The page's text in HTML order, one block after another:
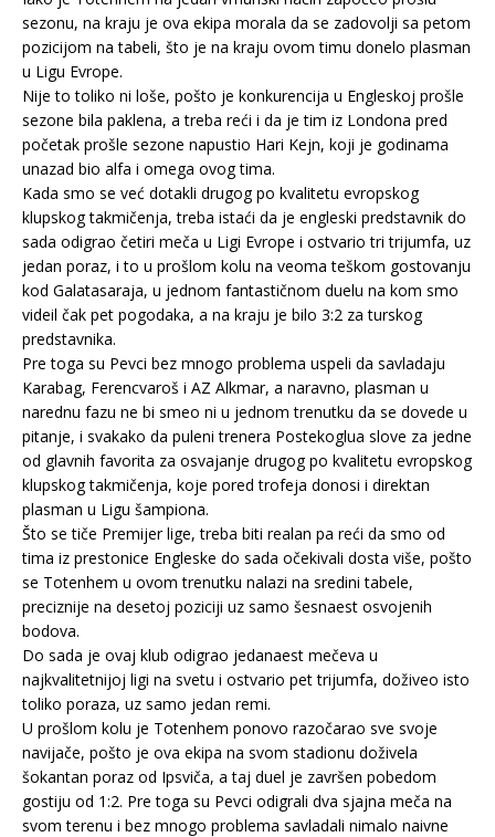
sezonu, na kraju je ova ekipa morala da se zadovolji sa petom
pozicijom na tabeli, što je na kraju ovom timu donelo plasman
u Ligu Evrope.
Nije to toliko ni loše, pošto je konkurencija u Engleskoj prošle
sezone bila paklena, a treba reći i da je tim iz Londona pred
početak prošle sezone napustio Hari Kejn, koji je godinama
unazad bio alfa i omega ovog tima.
Kada smo se već dotakli drugog po kvalitetu evropskog
klupskog takmičenja, treba istaći da je engleski predstavnik do
sada odigrao četiri meča u Ligi Evrope i ostvario tri trijumfa, uz
jedan poraz, i to u prošlom kolu na veoma teškom gostovanju
kod Galatasaraja, u jednom fantastičnom duelu na kom smo
videil čak pet pogodaka, a na kraju je bilo 3:2 za turskog
predstavnika.
Pre toga su Pevci bez mnogo problema uspeli da savladaju
Karabag, Ferencvaroš i AZ Alkmar, a naravno, plasman u
narednu fazu ne bi smeo ni u jednom trenutku da se dovede u
pitanje, i svakako da puleni trenera Postekoglua slove za jedne
od glavnih favorita za osvajanje drugog po kvalitetu evropskog
klupskog takmičenja, koje pored trofeja donosi i direktan
plasman u Ligu šampiona.
Što se tiče Premijer lige, treba biti realan pa reći da smo od
tima iz prestonice Engleske do sada očekivali dosta više, pošto
se Totenhem u ovom trenutku nalazi na sredini tabele,
preciznije na desetoj poziciji uz samo šesnaest osvojenih
bodova.
Do sada je ovaj klub odigrao jedanaest mečeva u
najkvalitetnijoj ligi na svetu i ostvario pet trijumfa, doživeo isto
toliko poraza, uz samo jedan remi.
U prošlom kolu je Totenhem ponovo razočarao sve svoje
navijače, pošto je ova ekipa na svom stadionu doživela
šokantan poraz od Ipsviča, a taj duel je završen pobedom
gostiju od 1:2. Pre toga su Pevci odigrali dva sjajna meča na
svom terenu i bez mnogo problema savladali nimalo naivne